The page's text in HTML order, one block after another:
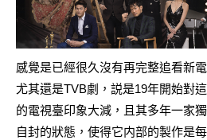
感覺是已經很久沒有再完整追看新電
尤其還是TVB劇，説是19年開始對
的電視臺印象大減，且其多年一家
自封的狀態，使得它内部的製作是